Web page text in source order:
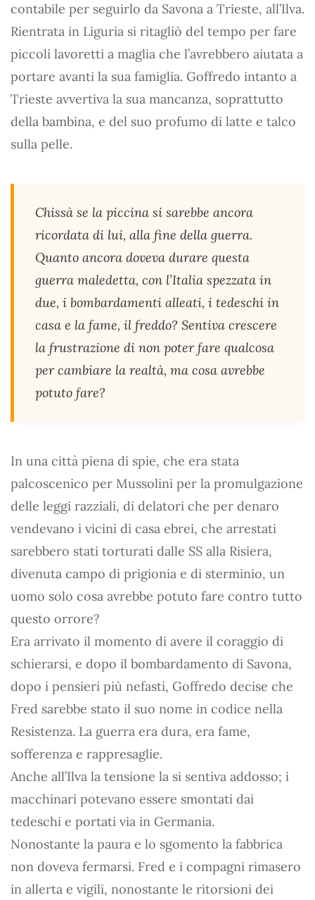
contabile per seguirlo da Savona a Trieste, all’Ilva.
Rientrata in Liguria si ritagliò del tempo per fare
piccoli lavoretti a maglia che l’avrebbero aiutata a
portare avanti la sua famiglia. Goffredo intanto a
Trieste avvertiva la sua mancanza, soprattutto
della bambina, e del suo profumo di latte e talco
sulla pelle.
Chissà se la piccina si sarebbe ancora
ricordata di lui, alla fine della guerra.
Quanto ancora doveva durare questa
guerra maledetta, con l’Italia spezzata in
due, i bombardamenti alleati, i tedeschi in
casa e la fame, il freddo? Sentiva crescere
la frustrazione di non poter fare qualcosa
per cambiare la realtà, ma cosa avrebbe
potuto fare?
In una città piena di spie, che era stata
palcoscenico per Mussolini per la promulgazione
delle leggi razziali, di delatori che per denaro
vendevano i vicini di casa ebrei, che arrestati
sarebbero stati torturati dalle SS alla Risiera,
divenuta campo di prigionia e di sterminio, un
uomo solo cosa avrebbe potuto fare contro tutto
questo orrore?
Era arrivato il momento di avere il coraggio di
schierarsi, e dopo il bombardamento di Savona,
dopo i pensieri più nefasti, Goffredo decise che
Fred sarebbe stato il suo nome in codice nella
Resistenza. La guerra era dura, era fame,
sofferenza e rappresaglie.
Anche all’Ilva la tensione la si sentiva addosso; i
macchinari potevano essere smontati dai
tedeschi e portati via in Germania.
Nonostante la paura e lo sgomento la fabbrica
non doveva fermarsi. Fred e i compagni rimasero
in allerta e vigili, nonostante le ritorsioni dei